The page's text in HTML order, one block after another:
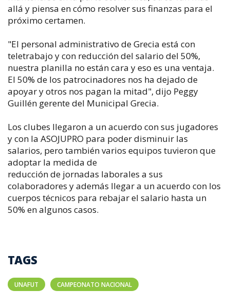
allá y piensa en cómo resolver sus finanzas para el
próximo certamen.
"El personal administrativo de Grecia está con
teletrabajo y con reducción del salario del 50%,
nuestra planilla no están cara y eso es una ventaja.
El 50% de los patrocinadores nos ha dejado de
apoyar y otros nos pagan la mitad", dijo Peggy
Guillén gerente del Municipal Grecia.
Los clubes llegaron a un acuerdo con sus jugadores
y con la ASOJUPRO para poder disminuir las
salarios, pero también varios equipos tuvieron que
adoptar la medida de
reducción de jornadas laborales a sus
colaboradores y además llegar a un acuerdo con los
cuerpos técnicos para rebajar el salario hasta un
50% en algunos casos.
TAGS
UNAFUT CAMPEONATO NACIONAL